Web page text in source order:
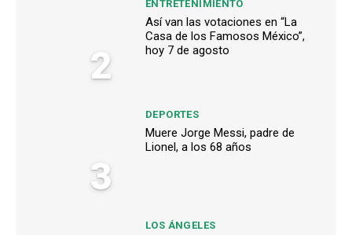
2
ENTRETENIMIENTO
Así van las votaciones en “La
Casa de los Famosos México”,
hoy 7 de agosto
3
DEPORTES
Muere Jorge Messi, padre de
Lionel, a los 68 años
LOS ÁNGELES